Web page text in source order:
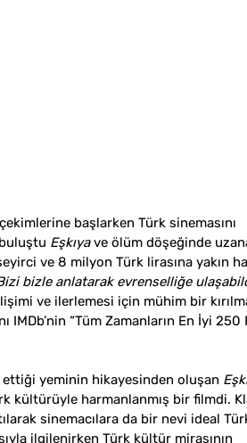
başlarken Türk sinemasını
Eşkıya ve ölüm döşeğinde
ve 8 milyon Türk lirasına yakın
bizle anlatarak evrenselliğe
ve ilerlemesi için mühim bir
“Tüm Zamanların En İyi 250
ettiği yeminin hikayesinden oluşan
kültürüyle harmanlanmış bir filmdi.
sinemacılara da bir nevi ideal
ilgilenirken Türk kültür mirasının